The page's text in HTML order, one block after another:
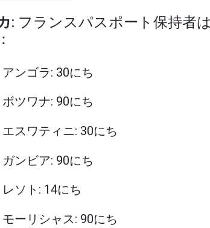
: フランスパスポート保持者
ンゴラ: 30にち
ツワナ: 90にち
スワティニ: 30にち
ンビア: 90にち
ソト: 14にち
ーリシャス: 90にち